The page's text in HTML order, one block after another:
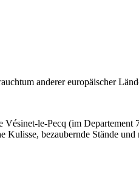
anderer europäischer
Vésinet-le-Pecq (im
Kulisse, bezaubernde Stände